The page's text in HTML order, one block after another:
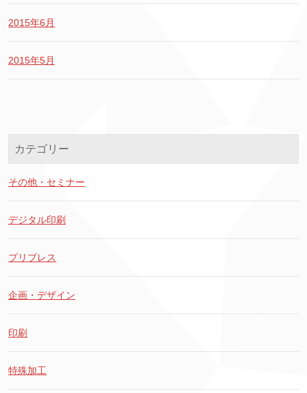
2015年6月
2015年5月
カテゴリー
その他・セミナー
デジタル印刷
プリプレス
企画・デザイン
印刷
特殊加工